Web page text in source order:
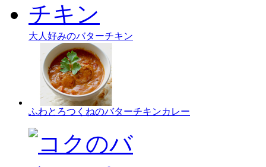
大人好みのバターチキン
ふわとろつくねのバターチキンカレー